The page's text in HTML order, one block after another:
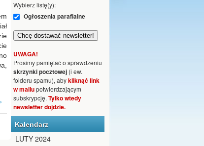
Wybierz listę(y):
Ogłoszenia parafialne
UWAGA!
Prosimy pamiętać o sprawdzeniu
skrzynki pocztowej (i ew.
folderu spamu), abykliknąć link
w mailupotwierdzającym
subskrypcję. Tylko wtedy
newsletter dojdzie.
Kalendarz
LUTY 2024